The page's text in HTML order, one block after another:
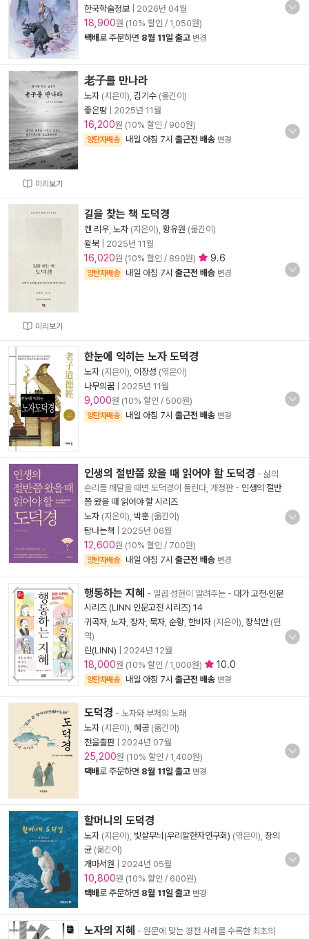
한국학술정보
2026년 04월
18,900원 (10% 할인 / 1,050원)
택배로 주문하면 8월 11일 출고 변경
미리보기
老子를 만나라
노자 (지은이), 김기수 (옮긴이)
좋은땅| 2025년 11월
16,200원 (10% 할인 / 900원)
양탄자배송 내일 아침 7시 출근전 배송 변경
미리보기
길을 찾는 책 도덕경
켄 리우 노자 (지은이), 황유원 (옮긴이)
윌북
2025년 11월
16,020원 (10% 할인 / 890원) 9.6
양탄자배송 내일 아침 7시 출근전 배송 변경
한눈에 익히는 노자 도덕경
노자 (지은이), 이창성 (엮은이)
나무의꿈
2025년 11월
9,000원 (10% 할인 / 500원)
양탄자배송 내일 아침 7시 출근전 배송 변경
인생의 절반쯤 왔을 때 읽어야 할 도덕경 - 삶의
순리를 깨달을 때면 도덕경이 들린다, 개정판- 인생의 절반
쯤 왔을 때 읽어야 할 시리즈
노자 (지은이), 박훈 (옮긴이)
탐나는책
2025년 06월
12,600원 (10% 할인 / 700원)
양탄자배송 내일 아침 7시 출근전 배송 변경
행동하는 지혜 - 일곱 성현이 알려주는 - 대가 고전·인문
시리즈 (LINN 인문고전 시리즈) 14
귀곡자 노자 장자 묵자 순황 한비자 (지은이), 장석만(편
역)
린(LINN)
2024년 12월
18,000원 (10% 할인 / 1,000원) 10.0
양탄자배송 내일 아침 7시 출근전 배송 변경
도덕경 - 노자와 부처의 노래
노자 (지은이), 혜공 (옮긴이)
천을출판| 2024년 07월
25,200원 (10% 할인 / 1,400원)
택배로 주문하면 8월 11일 출고 변경
할머니의 도덕경
노자 (지은이), 빛살무늬(우리말한자연구회) (엮은이), 장의
균 (옮긴이)
개마서원
2024년 05월
10,800원 (10% 할인 / 600원)
택배로 주문하면 8월 11일 출고 변경
노자의 지혜 - 원문에 맞는 경전 사례를 수록한 최초의